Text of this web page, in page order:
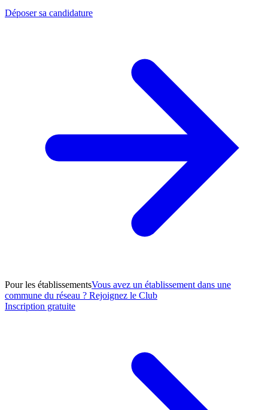
Déposer sa candidature
Pour les établissementsVous avez un établissement dans une
commune du réseau ? Rejoignez le Club
Inscription gratuite